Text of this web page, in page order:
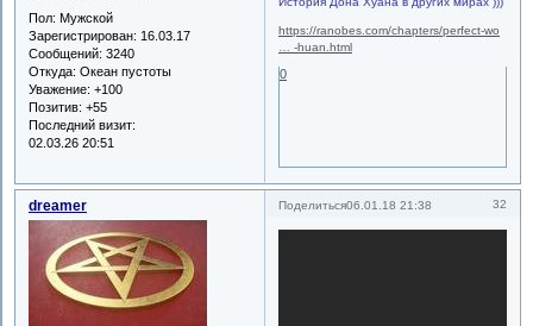
Пол: Мужской
Зарегистрирован: 16.03.17
Сообщений: 3240
Откуда: Океан пустоты
Уважение: +100
Позитив: +55
Последний визит:
02.03.26 20:51
https://ranobes.com/chapters/perfect-wo
… -huan.html
0
Поделиться 32
06.01.18 21:38
dreamer